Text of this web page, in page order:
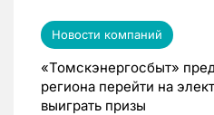
Новости компаний
«Томскэнергосбыт»
региона перейти на
выиграть призы